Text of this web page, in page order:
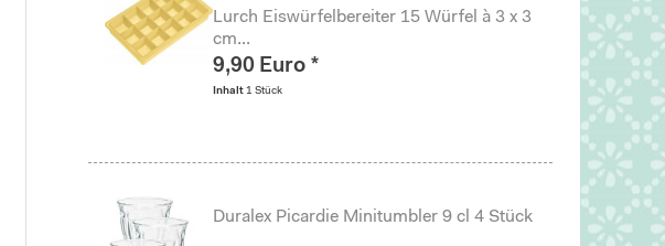
Lurch Eiswürfelbereiter 15 Würfel à 3 x 3
cm...
9,90 Euro *
Inhalt 1 Stück
Duralex Picardie Minitumbler 9 cl 4 Stück